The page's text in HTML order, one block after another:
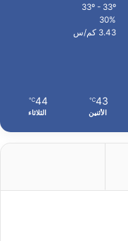
33º - 33º
30%
3.43 كم/س
43
℃
الأثنين
44
℃
الثلاثاء